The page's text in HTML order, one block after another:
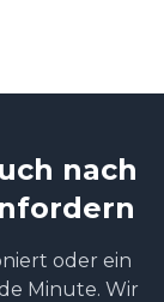
nach
oder ein
Minute. Wir